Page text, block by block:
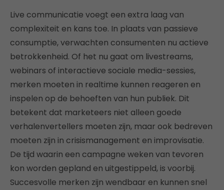
Live communicatie voegt een extra laag van
complexiteit en kans toe. In plaats van passieve
consumptie, verwachten consumenten nu actieve
betrokkenheid. Of het nu gaat om livestreams,
webinars of interactieve sociale media-sessies,
merken moeten in realtime kunnen reageren en
inspelen op de behoeften van hun publiek. Dit
betekent dat marketeers niet alleen goede
verhalenvertellers moeten zijn, maar ook bedreven
moeten zijn in crisismanagement en improvisatie.
De tijd waarin een campagne weken van tevoren
kon worden gepland en uitgestippeld, is voorbij.
Succesvolle merken zijn wendbaar en kunnen snel